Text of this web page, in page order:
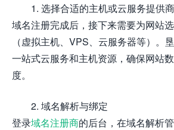
1. 选择合适的主机或云服务提供商
域名注册完成后，接下来需要为网站
（虚拟主机、VPS、云服务器等）。
一站式云服务和主机资源，确保网站
度。
2. 域名解析与绑定
登录域名注册商的后台，在域名解析